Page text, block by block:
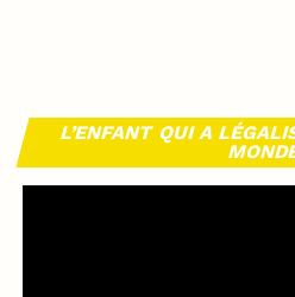
L’ENFANT QUI A